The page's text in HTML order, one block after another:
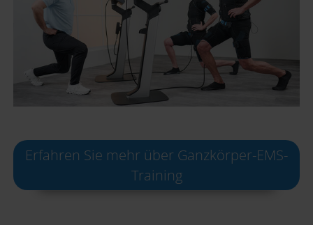
Erfahren Sie mehr über Ganzkörper-EMS-
Training